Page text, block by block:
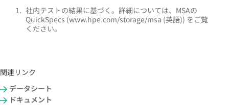
1. 社内テストの結果に基づく。詳細については、MSAの
QuickSpecs (www.hpe.com/storage/msa (英語)) をご覧
ください。
関連リンク
データシート
ドキュメント